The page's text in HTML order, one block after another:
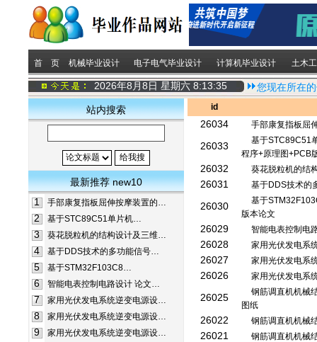
首 页 机械毕业设计 电子电气毕业设计 计算机毕业设计 土木
2026年8月8日 星期六 8:13:35
您现在所在
站内搜索
最新推荐 new10
1
手部康复指板屈伸按摩装置的…
2 基于STC89C51单片机…
3 葵花脱粒机的结构设计及三维…
4 基于DDS技术的多功能信号…
5 基于STM32F103C8…
6 智能电表控制电路设计 论文…
7 家用光伏发电系统逆变电源设…
8 家用光伏发电系统逆变电源设…
9 家用光伏发电系统逆变电源设…
id
26034 手部康复指板屈
26033
基于STC89C51
程序+原理图+PCB
26032 葵花脱粒机的结
26031 基于DDS技术的
26030
基于
版本论文
26029 智能电表控制电
26028 家用光伏发电系
26027 家用光伏发电系
26026 家用光伏发电系
26025
钢筋调直机机械
图纸
26022 钢筋调直机机械
26021 钢筋调直机机械